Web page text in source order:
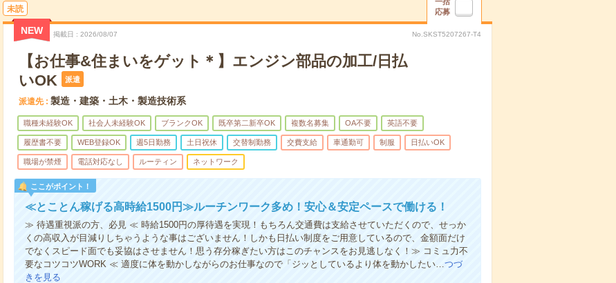
未読
応募
NEW 掲載日 2026/08/07 No.SKST5207267-T4
【お仕事&住まいをゲット＊】エンジン部品の加工/日払
いOK
派遣
派遣先 製造・建築・土木・製造技術系
職種未経験OK 社会人未経験OK ブランクOK 既卒第二新卒OK 複数名募集 OA不要 英語不要
履歴書不要 WEB登録OK 週5日勤務 土日祝休 交替制勤務 交費支給 車通勤可 制服 日払いOK
職場が禁煙 電話対応なし ルーティン ネットワーク
ここがポイント！
≪とことん稼げる高時給1500円≫ルーチンワーク多め！安心＆安定ペースで働ける！
≫ 待遇重視派の方、必見 ≪ 時給1500円の厚待遇を実現！もちろん交通費は支給させていただくので、せっか
くの高収入が目減りしちゃうような事はございません！しかも日払い制度をご用意しているので、金額面だけ
でなくスピード面でも妥協はさせません！思う存分稼ぎたい方はこのチャンスをお見逃しなく！≫ コミュ力不
要なコツコツWORK ≪ 適度に体を動かしながらのお仕事なので「ジッとしているより体を動かしたい…つづ
きを見る